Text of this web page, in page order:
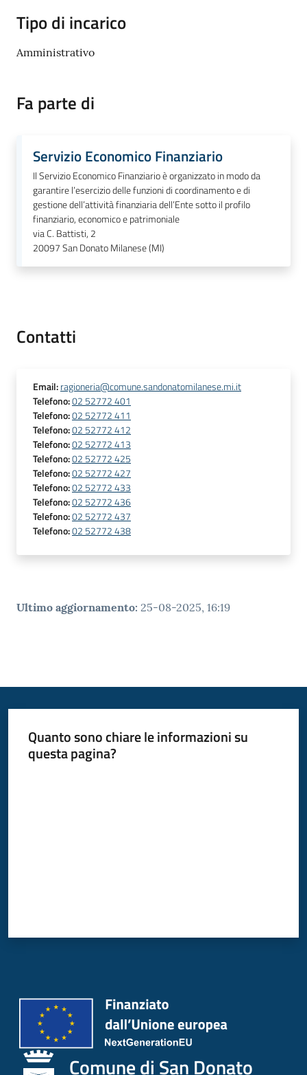
Seguici
Tipo di incarico
Amministrativo
Fa parte di
Servizio Economico Finanziario
Il Servizio Economico Finanziario è organizzato in modo da
garantire l’esercizio delle funzioni di coordinamento e di
gestione dell’attività finanziaria dell’Ente sotto il profilo
finanziario, economico e patrimoniale
via C. Battisti, 2
20097San Donato Milanese (MI)
Contatti
Email:ragioneria@comune.sandonatomilanese.mi.it
Telefono:02 52772 401
Telefono:02 52772 411
Telefono:02 52772 412
Telefono:02 52772 413
Telefono:02 52772 425
Telefono:02 52772 427
Telefono:02 52772 433
Telefono:02 52772 436
Telefono:02 52772 437
Telefono:02 52772 438
Ultimo aggiornamento: 25-08-2025, 16:19
Quanto sono chiare le informazioni su
questa pagina?
Comune di San Donato